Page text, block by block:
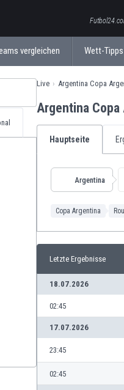
vergleichen Wett-Tipps
Live Argentina Copa
Argentina
Hauptseite
Argentina
Copa Argentina
Letzte Ergebnisse
18.07.2026
02:45
17.07.2026
23:45
02:45